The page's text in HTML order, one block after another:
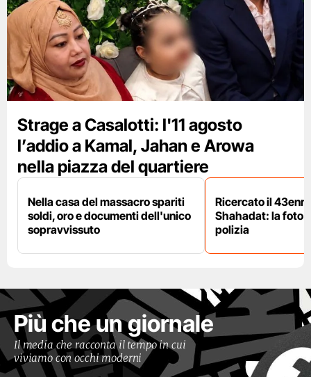
Strage a Casalotti: l'11 agosto
l’addio a Kamal, Jahan e Arowa
nella piazza del quartiere
Nella casa del massacro spariti
soldi, oro e documenti dell'unico
sopravvissuto
Ricercato il
Shahadat: la foto
polizia
Più che un giornale
Il media che racconta il tempo in cui
viviamo con occhi moderni